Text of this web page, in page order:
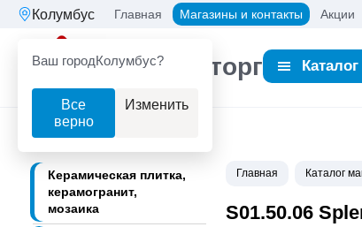
Колумбус
Ваш городКолумбус?
Все
верно
Изменить
Главная Магазины и контакты Акции
Партнерторг Каталог
Керамическая плитка,
керамогранит,
мозаика
Главная Каталог
S01.50.06